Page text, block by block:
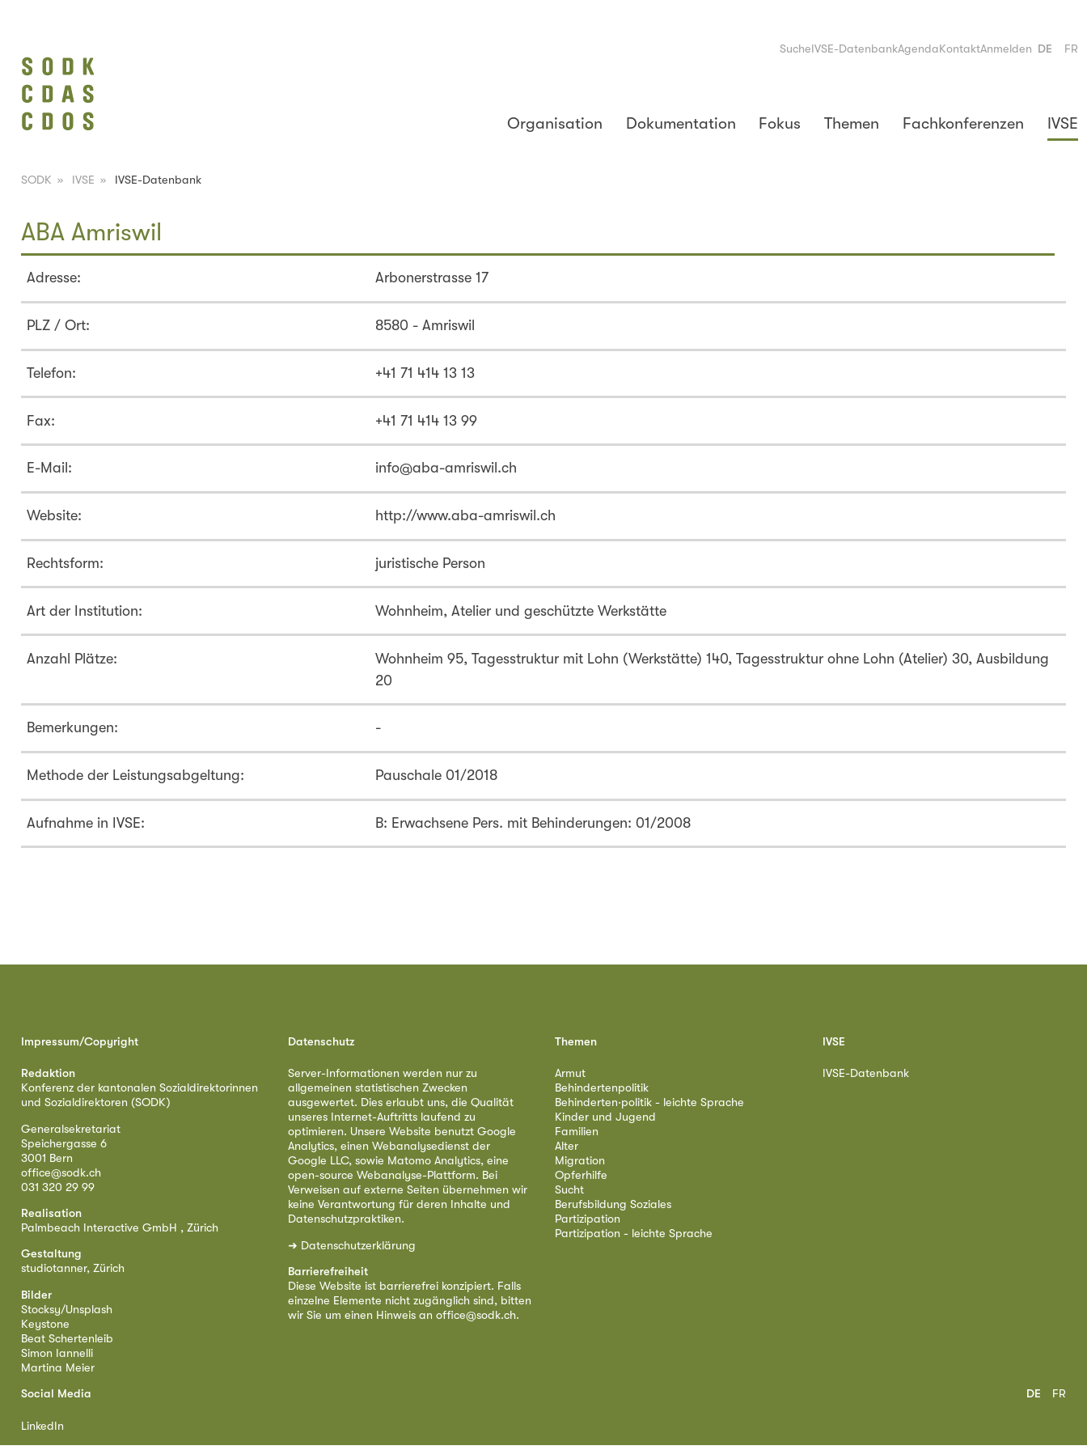
SucheIVSE-DatenbankAgendaKontaktAnmelden DE FR
Organisation Dokumentation Fokus Themen Fachkonferenzen IVSE
SODK » IVSE » IVSE-Datenbank
ABA Amriswil
Adresse: Arbonerstrasse 17
PLZ / Ort: 8580 - Amriswil
Telefon: +41 71 414 13 13
Fax: +41 71 414 13 99
E-Mail: info@aba-amriswil.ch
Website: http://www.aba-amriswil.ch
Rechtsform: juristische Person
Art der Institution: Wohnheim, Atelier und geschützte Werkstätte
Anzahl Plätze:
Wohnheim 95, Tagesstruktur mit Lohn (Werkstätte) 140, Tagesstruktur ohne Lohn (Atelier) 30, Ausbildung
20
Bemerkungen: -
Methode der Leistungsabgeltung: Pauschale 01/2018
Aufnahme in IVSE: B: Erwachsene Pers. mit Behinderungen: 01/2008
Impressum/Copyright
Redaktion
Konferenz der kantonalen Sozialdirektorinnen
und Sozialdirektoren (SODK)
Generalsekretariat
Speichergasse 6
3001 Bern
office@sodk.ch
031 320 29 99
Realisation
Palmbeach Interactive GmbH , Zürich
Gestaltung
studiotanner, Zürich
Bilder
Stocksy/Unsplash
Keystone
Beat Schertenleib
Simon Iannelli
Martina Meier
Datenschutz
Server-Informationen werden nur zu
allgemeinen statistischen Zwecken
ausgewertet. Dies erlaubt uns, die Qualität
unseres Internet-Auftritts laufend zu
optimieren. Unsere Website benutzt Google
Analytics, einen Webanalysedienst der
Google LLC, sowie Matomo Analytics, eine
open-source Webanalyse-Plattform. Bei
Verweisen auf externe Seiten übernehmen wir
keine Verantwortung für deren Inhalte und
Datenschutzpraktiken.
➜ Datenschutzerklärung
Barrierefreiheit
Diese Website ist barrierefrei konzipiert. Falls
einzelne Elemente nicht zugänglich sind, bitten
wir Sie um einen Hinweis anoffice@sodk.ch.
Themen
Armut
Behindertenpolitik
Behinderten·politik - leichte Sprache
Kinder und Jugend
Familien
Alter
Migration
Opferhilfe
Sucht
Berufsbildung Soziales
Partizipation
Partizipation - leichte Sprache
IVSE
IVSE-Datenbank
Social Media
LinkedIn
DE FR